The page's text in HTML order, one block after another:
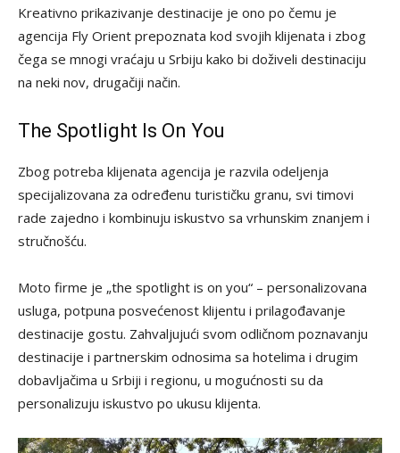
Kreativno prikazivanje destinacije je ono po čemu je
agencija Fly Orient prepoznata kod svojih klijenata i zbog
čega se mnogi vraćaju u Srbiju kako bi doživeli destinaciju
na neki nov, drugačiji način.
The Spotlight Is On You
Zbog potreba klijenata agencija je razvila odeljenja
specijalizovana za određenu turističku granu, svi timovi
rade zajedno i kombinuju iskustvo sa vrhunskim znanjem i
stručnošću.
Moto firme je „the spotlight is on you“ – personalizovana
usluga, potpuna posvećenost klijentu i prilagođavanje
destinacije gostu. Zahvaljujući svom odličnom poznavanju
destinacije i partnerskim odnosima sa hotelima i drugim
dobavljačima u Srbiji i regionu, u mogućnosti su da
personalizuju iskustvo po ukusu klijenta.